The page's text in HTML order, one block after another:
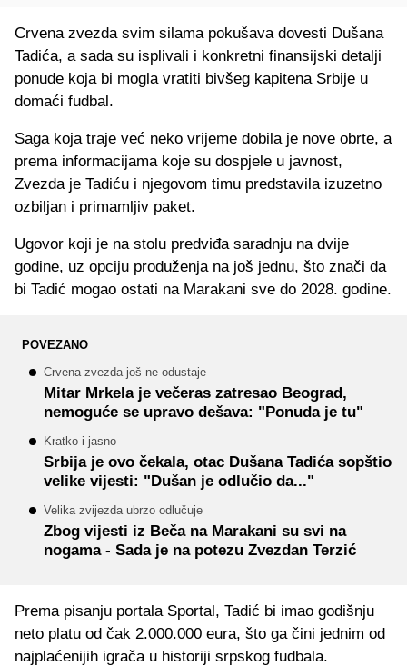
Crvena zvezda svim silama pokušava dovesti Dušana
Tadića, a sada su isplivali i konkretni finansijski detalji
ponude koja bi mogla vratiti bivšeg kapitena Srbije u
domaći fudbal.
Saga koja traje već neko vrijeme dobila je nove obrte, a
prema informacijama koje su dospjele u javnost,
Zvezda je Tadiću i njegovom timu predstavila izuzetno
ozbiljan i primamljiv paket.
Ugovor koji je na stolu predviđa saradnju na dvije
godine, uz opciju produženja na još jednu, što znači da
bi Tadić mogao ostati na Marakani sve do 2028. godine.
POVEZANO
Crvena zvezda još ne odustaje
Mitar Mrkela je večeras zatresao Beograd,
nemoguće se upravo dešava: "Ponuda je tu"
Kratko i jasno
Srbija je ovo čekala, otac Dušana Tadića sopštio
velike vijesti: "Dušan je odlučio da..."
Velika zvijezda ubrzo odlučuje
Zbog vijesti iz Beča na Marakani su svi na
nogama - Sada je na potezu Zvezdan Terzić
Prema pisanju portala Sportal, Tadić bi imao godišnju
neto platu od čak 2.000.000 eura, što ga čini jednim od
najplaćenijih igrača u historiji srpskog fudbala.